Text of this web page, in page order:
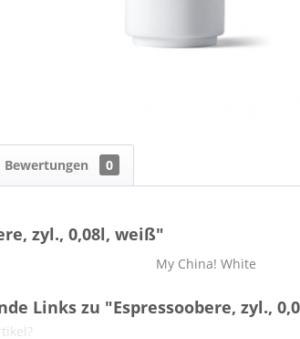
Bewertungen 0
zyl., 0,08l, weiß"
My China! White
Links zu "Espressoobere, zyl.,